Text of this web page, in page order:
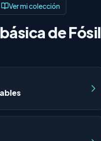
Ver mi colección
de Fósil